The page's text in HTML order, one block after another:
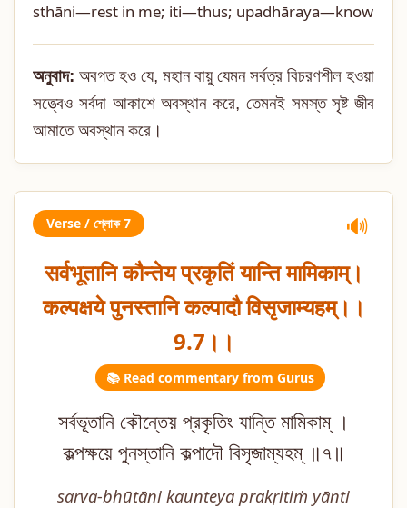
sthāni—rest in me; iti—thus; upadhāraya—know
অনুবাদ: অবগত হও যে, মহান বায়ু যেমন সর্বত্র বিচরণশীল হওয়া
সত্ত্বেও সর্বদা আকাশে অবস্থান করে, তেমনই সমস্ত সৃষ্ট জীব
আমাতে অবস্থান করে।
Verse / শ্লোক 7 🔊
सर्वभूतानि कौन्तेय प्रकृतिं यान्ति मामिकाम्।
कल्पक्षये पुनस्तानि कल्पादौ विसृजाम्यहम्।।
9.7।।
📚 Read commentary from Gurus
সর্বভূতানি কৌন্তেয় প্রকৃতিং যান্তি মামিকাম্ ।
কল্পক্ষয়ে পুনস্তানি কল্পাদৌ বিসৃজাম্যহম্ ॥৭॥
sarva-bhūtāni kaunteya prakṛitiṁ yānti